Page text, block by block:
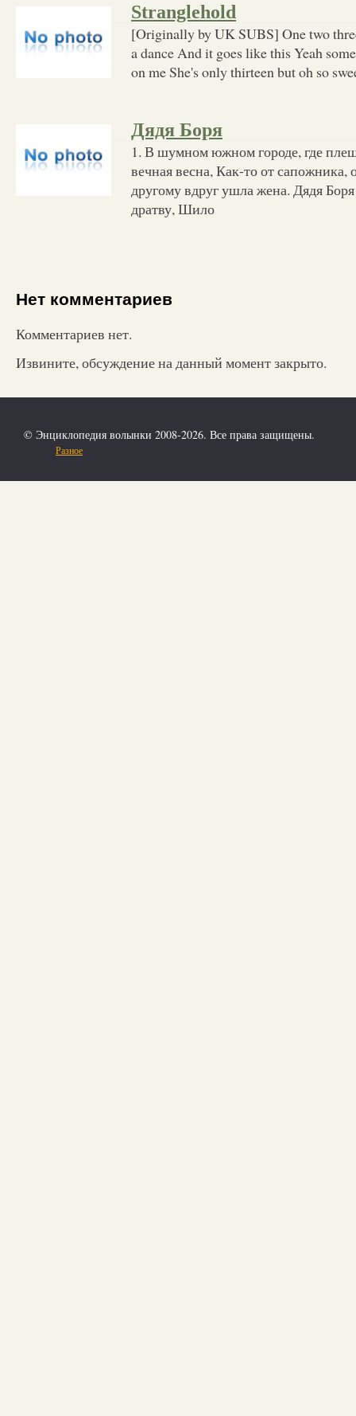
Stranglehold
[Originally by UK SUBS] One two
a dance And it goes like this Yeah
on me She's only thirteen but oh so
Дядя Боря
1. В шумном южном городе, где
вечная весна, Как-то от сапожника,
другому вдруг ушла жена. Дядя Боря
дратву, Шило
Нет комментариев
Комментариев нет.
Извините, обсуждение на данный момент закрыто.
© Энциклопедия волынки 2008-2026. Все права защищены.
Разное